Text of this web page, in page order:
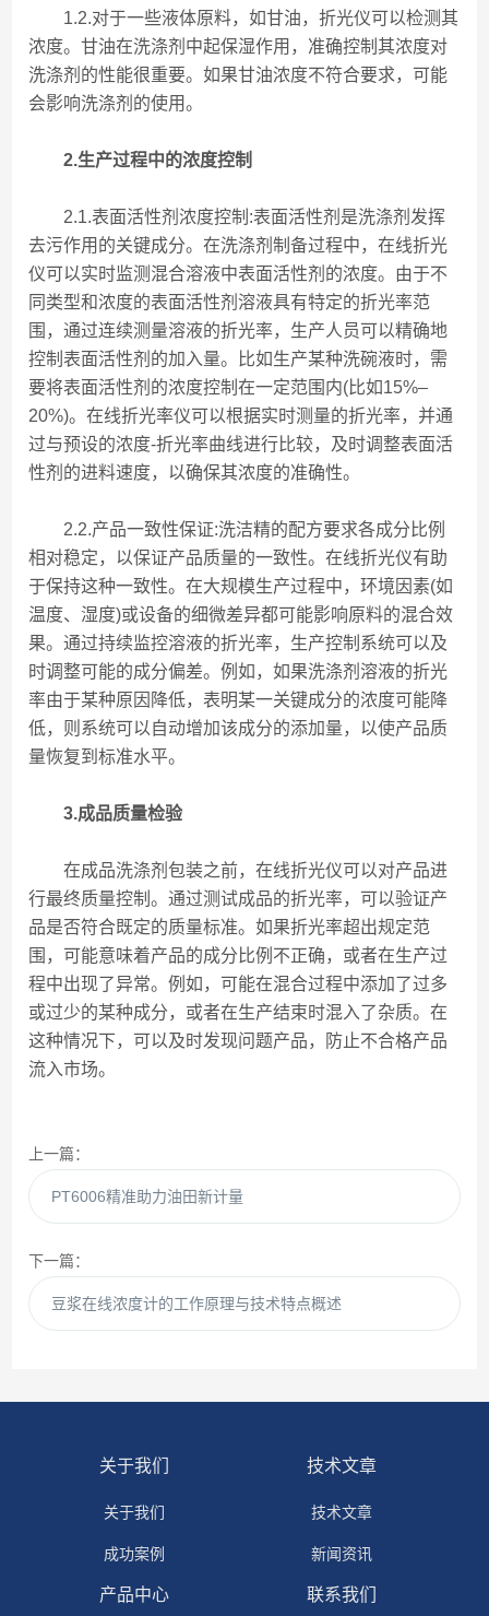
1.2.对于一些液体原料，如甘油，折光仪可以检测其
浓度。甘油在洗涤剂中起保湿作用，准确控制其浓度对
洗涤剂的性能很重要。如果甘油浓度不符合要求，可能
会影响洗涤剂的使用。
2.生产过程中的浓度控制
2.1.表面活性剂浓度控制:表面活性剂是洗涤剂发挥
去污作用的关键成分。在洗涤剂制备过程中，在线折光
仪可以实时监测混合溶液中表面活性剂的浓度。由于不
同类型和浓度的表面活性剂溶液具有特定的折光率范
围，通过连续测量溶液的折光率，生产人员可以精确地
控制表面活性剂的加入量。比如生产某种洗碗液时，需
要将表面活性剂的浓度控制在一定范围内(比如15%–
20%)。在线折光率仪可以根据实时测量的折光率，并通
过与预设的浓度-折光率曲线进行比较，及时调整表面活
性剂的进料速度，以确保其浓度的准确性。
2.2.产品一致性保证:洗洁精的配方要求各成分比例
相对稳定，以保证产品质量的一致性。在线折光仪有助
于保持这种一致性。在大规模生产过程中，环境因素(如
温度、湿度)或设备的细微差异都可能影响原料的混合效
果。通过持续监控溶液的折光率，生产控制系统可以及
时调整可能的成分偏差。例如，如果洗涤剂溶液的折光
率由于某种原因降低，表明某一关键成分的浓度可能降
低，则系统可以自动增加该成分的添加量，以使产品质
量恢复到标准水平。
3.成品质量检验
在成品洗涤剂包装之前，在线折光仪可以对产品进
行最终质量控制。通过测试成品的折光率，可以验证产
品是否符合既定的质量标准。如果折光率超出规定范
围，可能意味着产品的成分比例不正确，或者在生产过
程中出现了异常。例如，可能在混合过程中添加了过多
或过少的某种成分，或者在生产结束时混入了杂质。在
这种情况下，可以及时发现问题产品，防止不合格产品
流入市场。
上一篇：
PT6006精准助力油田新计量
下一篇：
豆浆在线浓度计的工作原理与技术特点概述
关于我们
关于我们
成功案例
技术文章
技术文章
新闻资讯
产品中心 联系我们